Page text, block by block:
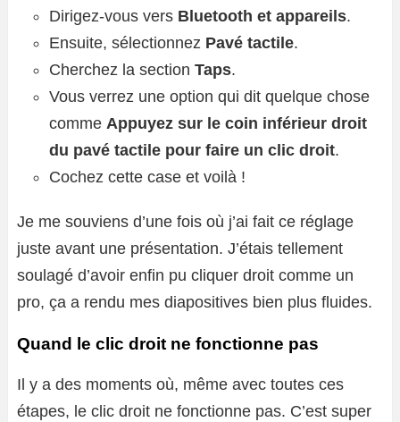
Dirigez-vous vers Bluetooth et appareils.
Ensuite, sélectionnez Pavé tactile.
Cherchez la section Taps.
Vous verrez une option qui dit quelque chose
comme Appuyez sur le coin inférieur droit
du pavé tactile pour faire un clic droit.
Cochez cette case et voilà !
Je me souviens d’une fois où j’ai fait ce réglage
juste avant une présentation. J’étais tellement
soulagé d’avoir enfin pu cliquer droit comme un
pro, ça a rendu mes diapositives bien plus fluides.
Quand le clic droit ne fonctionne pas
Il y a des moments où, même avec toutes ces
étapes, le clic droit ne fonctionne pas. C’est super